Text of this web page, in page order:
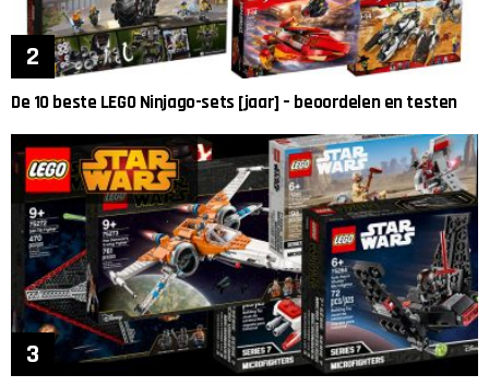
De 10 beste LEGO Ninjago-sets [jaar] – beoordelen en testen